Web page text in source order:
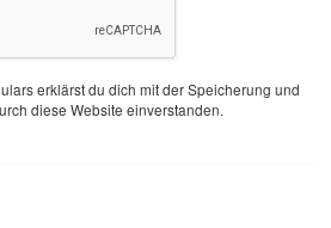
erklärst du dich mit der Speicherung und
diese Website einverstanden.